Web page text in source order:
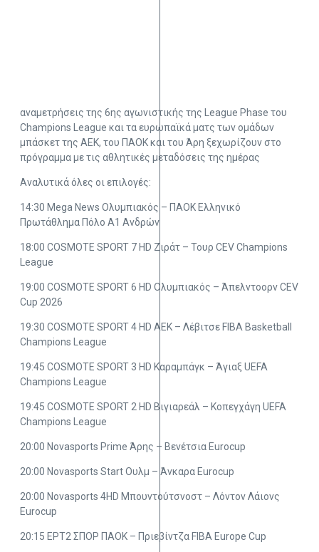
αναμετρήσεις της 6ης αγωνιστικής της League Phase του
Champions League και τα ευρωπαϊκά ματς των ομάδων
μπάσκετ της ΑΕΚ, του ΠΑΟΚ και του Άρη ξεχωρίζουν στο
πρόγραμμα με τις αθλητικές μεταδόσεις της ημέρας
Aναλυτικά όλες οι επιλογές:
14:30 Mega News Ολυμπιακός – ΠΑΟΚ Ελληνικό
Πρωτάθλημα Πόλο Α1 Ανδρών
18:00 COSMOTE SPORT 7 HD Ζιράτ – Τουρ CEV Champions
League
19:00 COSMOTE SPORT 6 HD Ολυμπιακός – Άπελντοορν CEV
Cup 2026
19:30 COSMOTE SPORT 4 HD ΑΕΚ – Λέβιτσε FIBA Basketball
Champions League
19:45 COSMOTE SPORT 3 HD Καραμπάγκ – Άγιαξ UEFA
Champions League
19:45 COSMOTE SPORT 2 HD Βιγιαρεάλ – Κοπεγχάγη UEFA
Champions League
20:00 Novasports Prime Άρης – Βενέτσια Eurocup
20:00 Novasports Start Ουλμ – Άνκαρα Eurocup
20:00 Novasports 4HD Μπουντούτσνοστ – Λόντον Λάιονς
Eurocup
20:15 ΕΡΤ2 ΣΠΟΡ ΠΑΟΚ – Πριεβίντζα FIBA Europe Cup